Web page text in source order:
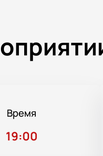
Время
19:00